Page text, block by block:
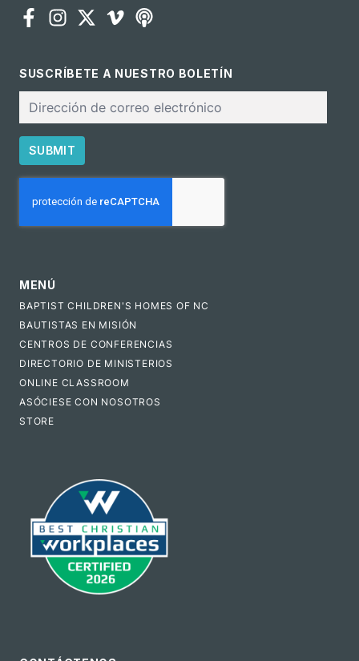
SUSCRÍBETE A NUESTRO BOLETÍN
electrónico
SUBMIT
MENÚ
BAPTIST CHILDREN'S HOMES OF NC
BAUTISTAS EN MISIÓN
CENTROS DE CONFERENCIAS
DIRECTORIO DE MINISTERIOS
ONLINE CLASSROOM
ASÓCIESE CON NOSOTROS
STORE